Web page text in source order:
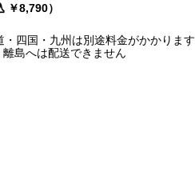
￥8,790）
四国・九州は別途料金がかかります
島へは配送できません